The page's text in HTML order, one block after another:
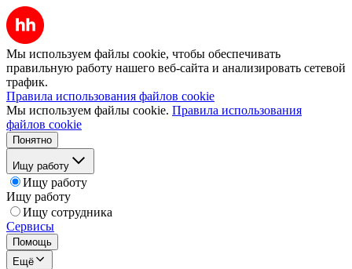
Мы используем файлы cookie, чтобы обеспечивать
правильную работу нашего веб-сайта и анализировать сетевой
трафик.
Правила использования файлов cookie
Мы используем файлы cookie. Правила использования
файлов cookie
Понятно
Ищу работу
Ищу работу
Ищу работу
Ищу сотрудника
Сервисы
Помощь
Ещё